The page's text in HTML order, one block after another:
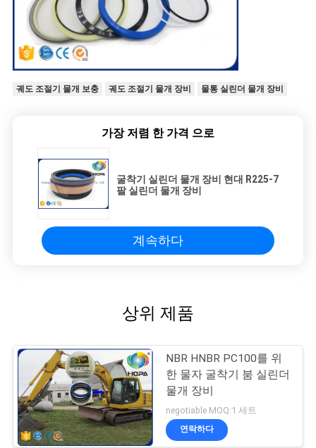
궤도 조절기 물개 보충 궤도 조절기 물개 장비 물통 실린더 물개 장비
가장 저렴 한 가격 으로
굴착기 실린더 물개 장비 현대 R225-7
팔 실린더 물개 장비
계속하다
상위 제품
NBR HNBR PC100를 위
한 물자 굴착기 붐 실린더
물개 장비
negotiable MOQ:1 세트
연락하다